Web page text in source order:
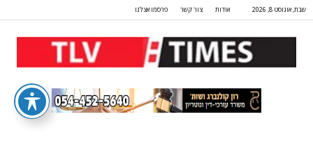
שבת, אוגוסט 8, 2026 אודות צור קשר פרסמו אצלנו